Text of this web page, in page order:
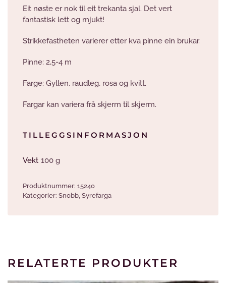
Eit nøste er nok til eit trekanta sjal. Det vert
fantastisk lett og mjukt!
Strikkefastheten varierer etter kva pinne ein brukar.
Pinne: 2,5-4 m
Farge: Gyllen, raudleg, rosa og kvitt.
Fargar kan variera frå skjerm til skjerm.
TILLEGGSINFORMASJON
Vekt 100 g
Produktnummer: 15240
Kategorier: Snobb Syrefarga
RELATERTE PRODUKTER